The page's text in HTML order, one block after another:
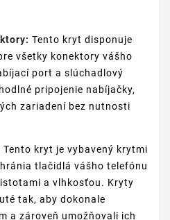
Tento kryt disponuje
všetky konektory vášho
port a slúchadlový
pripojenie nabíjačky,
zariadení bez nutnosti
Tento kryt je vybavený krytmi
tlačidlá vášho telefónu
a vlhkosťou. Kryty
tak, aby dokonale
a zároveň umožňovali ich